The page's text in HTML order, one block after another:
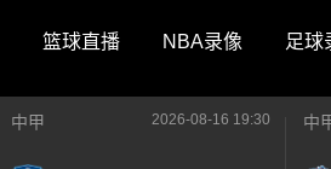
篮球直播 NBA录像 足球
中甲 2026-08-16 19:30 中